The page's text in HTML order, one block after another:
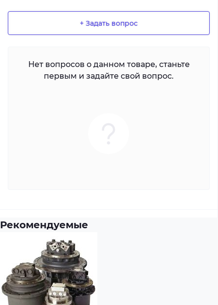
+ Задать вопрос
Нет вопросов о данном товаре, станьте
первым и задайте свой вопрос.
Рекомендуемые